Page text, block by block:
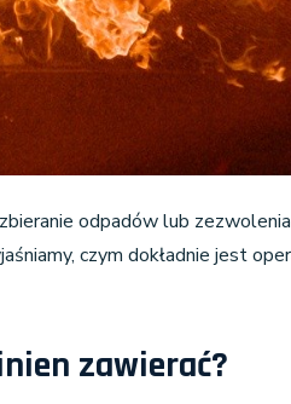
odpadów lub
czym dokładnie jest
zawierać?